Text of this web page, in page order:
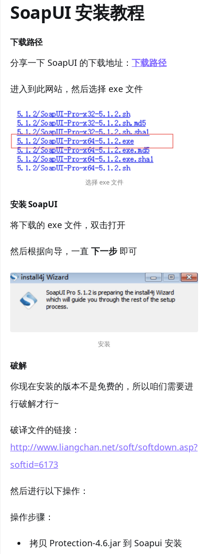
SoapUI 安装教程
下载路径
分享一下 SoapUI 的下载地址： 下载路径
进入到此网站，然后选择 exe 文件
选择 exe 文件
安装 SoapUI
将下载的 exe 文件，双击打开
然后根据向导，一直 下一步 即可
安装
破解
你现在安装的版本不是免费的，所以咱们需要进
行破解才行~
破译文件的链接：
http://www.liangchan.net/soft/softdown.asp?
softid=6173
然后进行以下操作：
操作步骤：
拷贝 Protection-4.6.jar 到 Soapui 安装